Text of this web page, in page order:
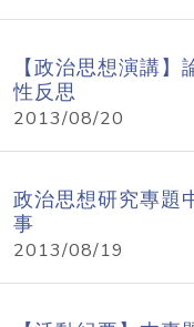
【政治思想演講
性反思
2013/08/20
政治思想研究專題
事
2013/08/19